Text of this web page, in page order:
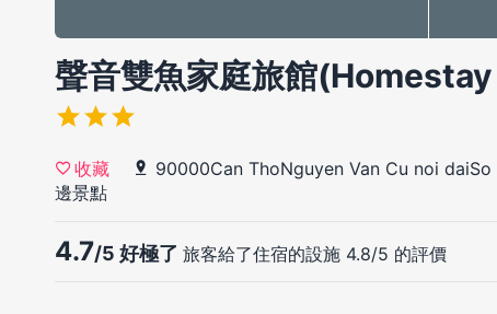
聲音雙魚家庭旅館
收藏 90000Can ThoNguyen Van Cu noi daiSo
邊景點
4.7/5 好極了 旅客給了住宿的設施 4.8/5 的評價